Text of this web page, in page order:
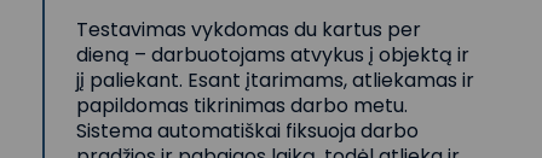
Testavimas vykdomas du kartus per
dieną – darbuotojams atvykus į objektą ir
jį paliekant. Esant įtarimams, atliekamas ir
papildomas tikrinimas darbo metu.
Sistema automatiškai fiksuoja darbo